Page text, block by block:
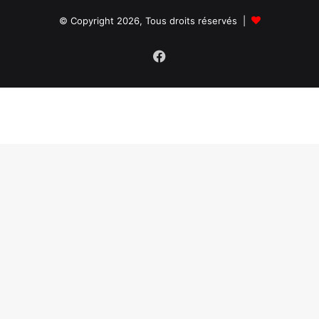
© Copyright 2026, Tous droits réservés |
Facebook